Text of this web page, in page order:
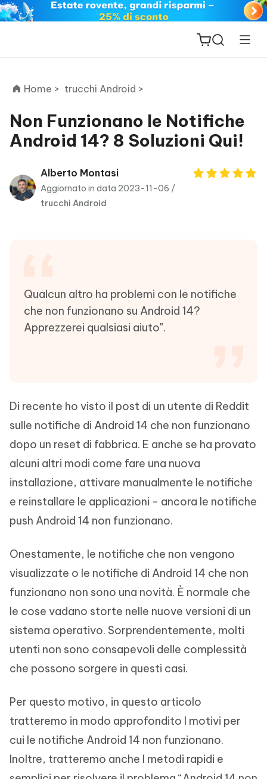
ReiBoot
PDNob
PDF
New
Home > trucchi Android >
Non Funzionano le Notifiche
Android 14? 8 Soluzioni Qui!
Alberto Montasi
Aggiornato in data 2023-11-06 /
trucchi Android
Qualcun altro ha problemi con le notifiche
che non funzionano su Android 14?
Apprezzerei qualsiasi aiuto".
Di recente ho visto il post di un utente di Reddit
sulle notifiche di Android 14 che non funzionano
dopo un reset di fabbrica. E anche se ha provato
alcuni altri modi come fare una nuova
installazione, attivare manualmente le notifiche
e reinstallare le applicazioni - ancora le notifiche
push Android 14 non funzionano.
Onestamente, le notifiche che non vengono
visualizzate o le notifiche di Android 14 che non
funzionano non sono una novità. È normale che
le cose vadano storte nelle nuove versioni di un
sistema operativo. Sorprendentemente, molti
utenti non sono consapevoli delle complessità
che possono sorgere in questi casi.
Per questo motivo, in questo articolo
tratteremo in modo approfondito I motivi per
cui le notifiche Android 14 non funzionano.
Inoltre, tratteremo anche I metodi rapidi e